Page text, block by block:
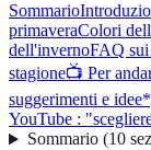
Sommario
primaveraColori
dell'invernoFAQ
stagione📺 Per
suggerimenti e
YouTube :
Sommario(10